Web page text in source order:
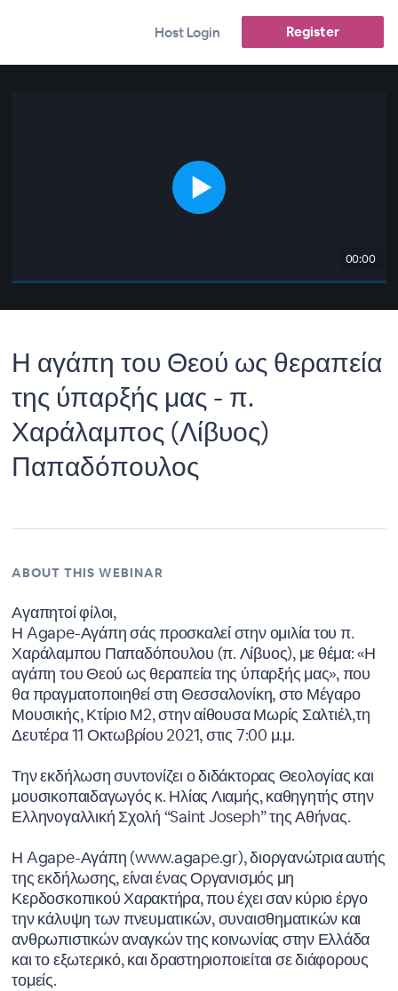
Host Login Register
00:00
Η αγάπη του Θεού ως θεραπεία
της ύπαρξής μας - π.
Χαράλαμπος (Λίβυος)
Παπαδόπουλος
ABOUT THIS WEBINAR
Αγαπητοί φίλοι,
Η Agape-Αγάπη σάς προσκαλεί στην ομιλία του π.
Χαράλαμπου Παπαδόπουλου (π. Λίβυος), με θέμα: «Η
αγάπη του Θεού ως θεραπεία της ύπαρξής μας», που
θα πραγματοποιηθεί στη Θεσσαλονίκη, στο Μέγαρο
Μουσικής, Κτίριο Μ2, στην αίθουσα Μωρίς Σαλτιέλ,τη
Δευτέρα 11 Οκτωβρίου 2021, στις 7:00 μ.μ.
Την εκδήλωση συντονίζει ο διδάκτορας Θεολογίας και
μουσικοπαιδαγωγός κ. Ηλίας Λιαμής, καθηγητής στην
Ελληνογαλλική Σχολή “Saint Joseph” της Αθήνας.
Η Agape-Αγάπη (www.agape.gr), διοργανώτρια αυτής
της εκδήλωσης, είναι ένας Οργανισμός μη
Κερδοσκοπικού Χαρακτήρα, που έχει σαν κύριο έργο
την κάλυψη των πνευματικών, συναισθηματικών και
ανθρωπιστικών αναγκών της κοινωνίας στην Ελλάδα
και το εξωτερικό, και δραστηριοποιείται σε διάφορους
τομείς.